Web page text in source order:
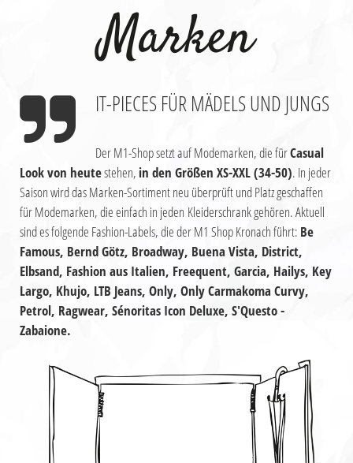
Marken
IT-PIECES FÜR MÄDELS UND JUNGS
Der M1-Shop setzt auf Modemarken, die fürCasual
Look von heutestehen, in den Größen XS-XXL (34-50). In jeder
Saison wird das Marken-Sortiment neu überprüft und Platz geschaffen
für Modemarken, die einfach in jeden Kleiderschrank gehören. Aktuell
sind es folgende Fashion-Labels, die der M1 Shop Kronach führt: Be
Famous, Bernd Götz, Broadway, Buena Vista, District,
Elbsand, Fashion aus Italien, Freequent, Garcia, Hailys, Key
Largo, Khujo, LTB Jeans, Only, Only Carmakoma Curvy,
Petrol, Ragwear, Sénoritas Icon Deluxe, S'Questo -
Zabaione.